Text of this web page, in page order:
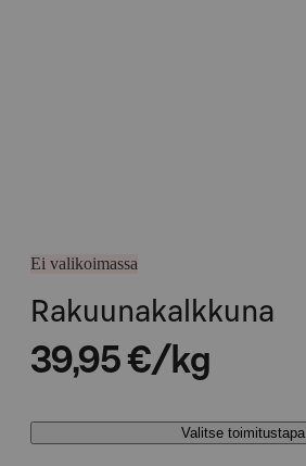
Ei valikoimassa
Rakuunakalkkuna
39,95 €/kg
Valitse toimitustapa